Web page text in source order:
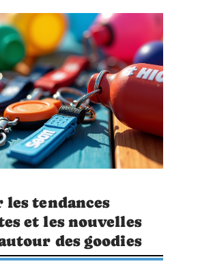
les tendances
et les nouvelles
des goodies